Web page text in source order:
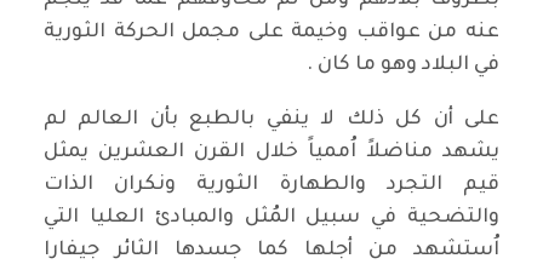
عنه من عواقب وخيمة على مجمل الحركة الثورية
في البلاد وهو ما كان .
على أن كل ذلك لا ينفي بالطبع بأن العالم لم
يشهد مناضلاً اُممياً خلال القرن العشرين يمثل
قيم التجرد والطهارة الثورية ونكران الذات
والتضحية في سبيل المُثل والمبادئ العليا التي
اُستشهد من أجلها كما جسدها الثائر جيفارا